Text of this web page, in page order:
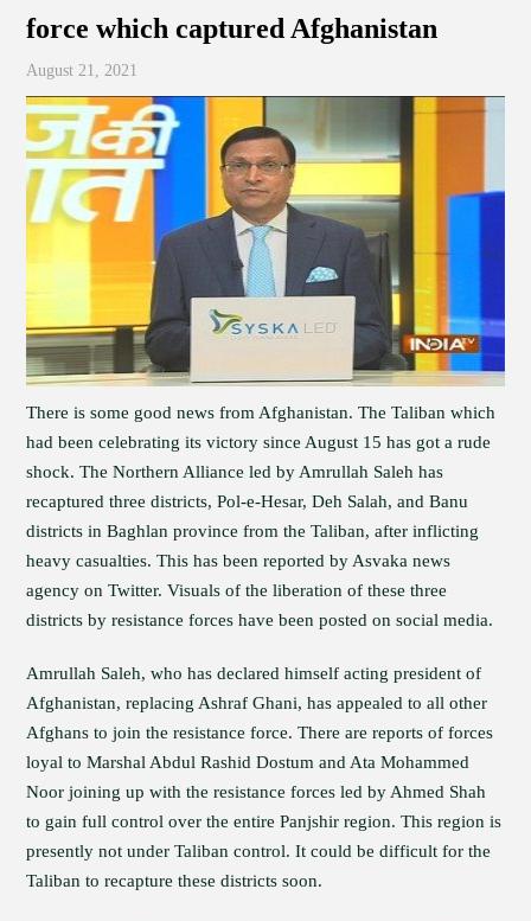
force which captured Afghanistan
August 21, 2021
There is some good news from Afghanistan. The Taliban which
had been celebrating its victory since August 15 has got a rude
shock. The Northern Alliance led by Amrullah Saleh has
recaptured three districts, Pol-e-Hesar, Deh Salah, and Banu
districts in Baghlan province from the Taliban, after inflicting
heavy casualties. This has been reported by Asvaka news
agency on Twitter. Visuals of the liberation of these three
districts by resistance forces have been posted on social media.
Amrullah Saleh, who has declared himself acting president of
Afghanistan, replacing Ashraf Ghani, has appealed to all other
Afghans to join the resistance force. There are reports of forces
loyal to Marshal Abdul Rashid Dostum and Ata Mohammed
Noor joining up with the resistance forces led by Ahmed Shah
to gain full control over the entire Panjshir region. This region is
presently not under Taliban control. It could be difficult for the
Taliban to recapture these districts soon.